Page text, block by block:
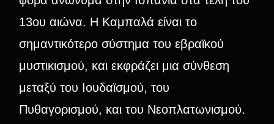
13ου αιώνα. Η Καμπαλά είναι το
σημαντικότερο σύστημα του εβραϊκού
μυστικισμού, και εκφράζει μια σύνθεση
μεταξύ του Ιουδαϊσμού, του
Πυθαγορισμού, και του Νεοπλατωνισμού.